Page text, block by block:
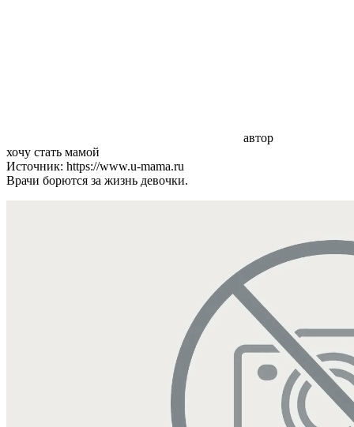
автор
хочу стать мамой
Источник: https://www.u-mama.ru
Врачи борются за жизнь девочки.